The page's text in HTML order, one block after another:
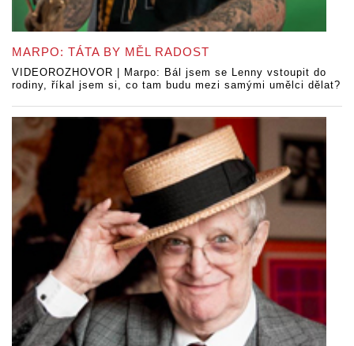
MARPO: TÁTA BY MĚL RADOST
VIDEOROZHOVOR | Marpo: Bál jsem se Lenny vstoupit do
rodiny, říkal jsem si, co tam budu mezi samými umělci dělat?